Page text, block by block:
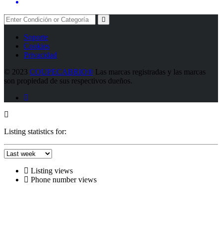
Soporte
Cookies
Privacidad
© 2023 COUPECABRIO® Las marcas registradas y las marcas
son propiedad de sus respectivos dueños.
Listing statistics for:
Listing views
Phone number views